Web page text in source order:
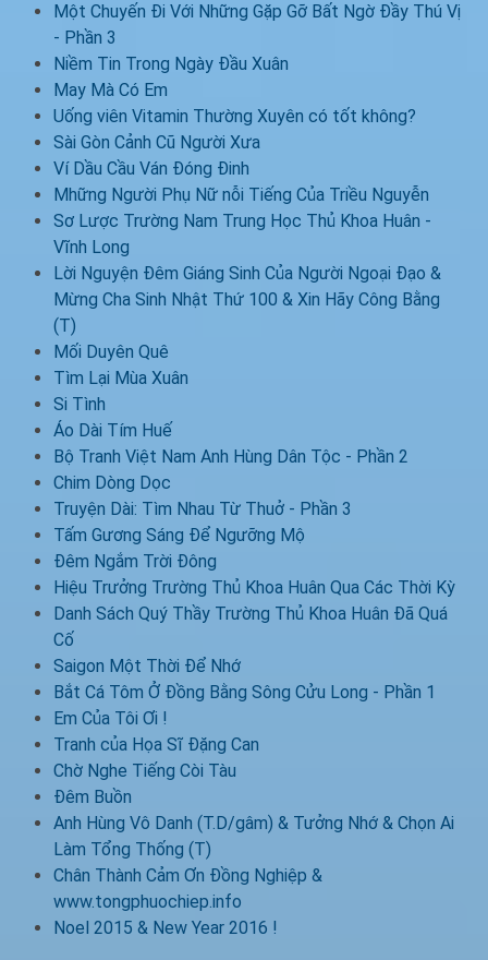
Một Chuyến Đi Với Những Gặp Gỡ Bất Ngờ Đầy Thú Vị
- Phần 3
Niềm Tin Trong Ngày Đầu Xuân
May Mà Có Em
Uống viên Vitamin Thường Xuyên có tốt không?
Sài Gòn Cảnh Cũ Người Xưa
Ví Dầu Cầu Ván Đóng Đinh
Mhững Người Phụ Nữ nỗi Tiếng Của Triều Nguyễn
Sơ Lược Trường Nam Trung Học Thủ Khoa Huân -
Vĩnh Long
Lời Nguyện Đêm Giáng Sinh Của Người Ngoại Đạo &
Mừng Cha Sinh Nhật Thứ 100 & Xin Hãy Công Bằng
(T)
Mối Duyên Quê
Tìm Lại Mùa Xuân
Si Tình
Áo Dài Tím Huế
Bộ Tranh Việt Nam Anh Hùng Dân Tộc - Phần 2
Chim Dòng Dọc
Truyện Dài: Tìm Nhau Từ Thuở - Phần 3
Tấm Gương Sáng Để Ngưỡng Mộ
Đêm Ngắm Trời Đông
Hiệu Trưởng Trường Thủ Khoa Huân Qua Các Thời Kỳ
Danh Sách Quý Thầy Trường Thủ Khoa Huân Đã Quá
Cố
Saigon Một Thời Để Nhớ
Bắt Cá Tôm Ở Đồng Bằng Sông Cửu Long - Phần 1
Em Của Tôi Ơi !
Tranh của Họa Sĩ Đặng Can
Chờ Nghe Tiếng Còi Tàu
Đêm Buồn
Anh Hùng Vô Danh (T.D/gâm) & Tưởng Nhớ & Chọn Ai
Làm Tổng Thống (T)
Chân Thành Cảm Ơn Đồng Nghiệp &
www.tongphuochiep.info
Noel 2015 & New Year 2016 !